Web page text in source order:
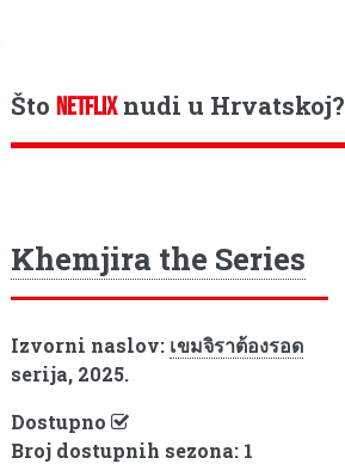
ŠtoNETFLIXnudi u Hrvatskoj?
Khemjira the Series
Izvorni naslov: เขมจิราต้องรอด
serija, 2025.
Dostupno
Broj dostupnih sezona: 1
Toggle